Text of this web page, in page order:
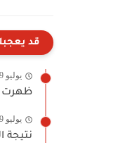
قد
يوليو 29, 2026
ظهرت الآن..
يوليو 29, 2026
نتيجة الثانوية العامة